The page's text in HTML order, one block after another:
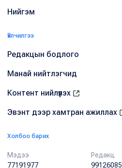
Нийгэм
Үйлчилгээ
Редакцын бодлого
Манай нийтлэгчид
Контент нийлүүлэх
Эвэнт дээр хамтран ажиллах
Холбоо барих
Мэдээ
77191977
Редакц
99126085